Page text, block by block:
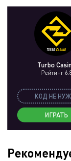
Turbo
Рейтинг
КОД НЕ
ИГРАТЬ